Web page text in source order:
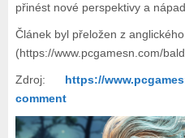
přinést nové perspektivy a
Článek byl přeložen z
(https://www.pcgamesn.com/
Zdroj: https://
comment